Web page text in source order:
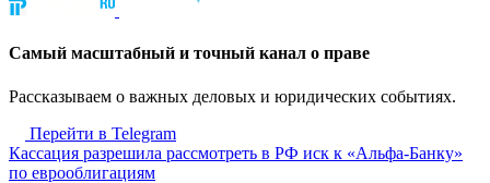
Cамый масштабный и точный канал о праве
Рассказываем о важных деловых и юридических событиях.
Перейти в Telegram
Кассация разрешила рассмотреть в РФ иск к «Альфа-Банку»
по еврооблигациям